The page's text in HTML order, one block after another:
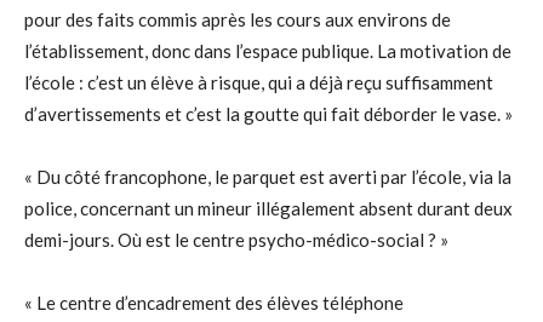
pour des faits commis après les cours aux environs de
l’établissement, donc dans l’espace publique. La motivation de
l’école : c’est un élève à risque, qui a déjà reçu suffisamment
d’avertissements et c’est la goutte qui fait déborder le vase. »
« Du côté francophone, le parquet est averti par l’école, via la
police, concernant un mineur illégalement absent durant deux
demi-jours. Où est le centre psycho-médico-social ? »
« Le centre d’encadrement des élèves téléphone